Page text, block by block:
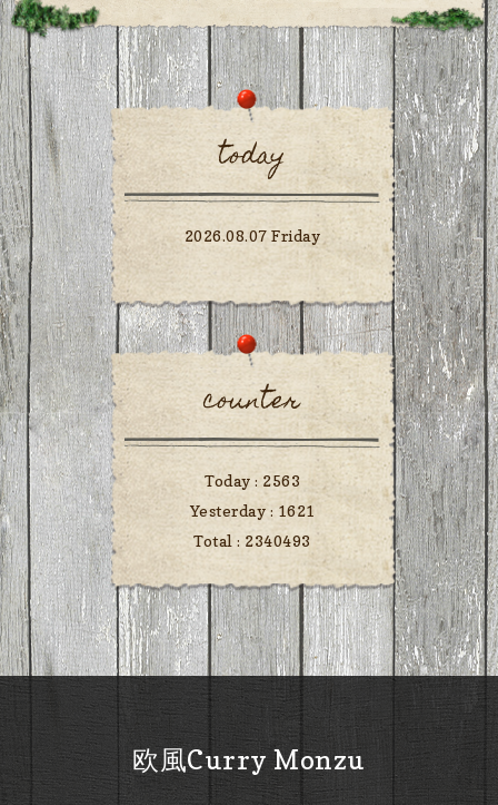
today
2026.08.07 Friday
counter
Today : 2563
Yesterday : 1621
Total : 2340493
欧風Curry Monzu